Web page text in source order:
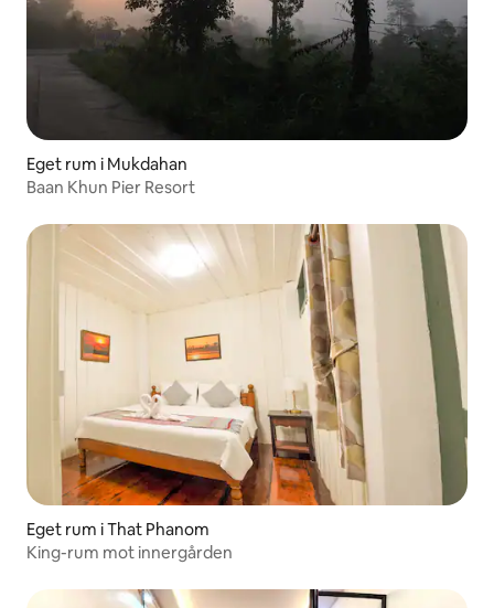
Eget rum i Mukdahan
Baan Khun Pier Resort
Eget rum i That Phanom
King-rum mot innergården